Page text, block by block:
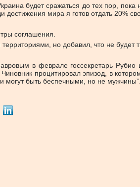
будет сражаться до тех пор,
мира я готов отдать 20%
соглашения.
но добавил, что не будет
в феврале госсекретарь Рубио
процитировал эпизод, в
быть беспечными, но не